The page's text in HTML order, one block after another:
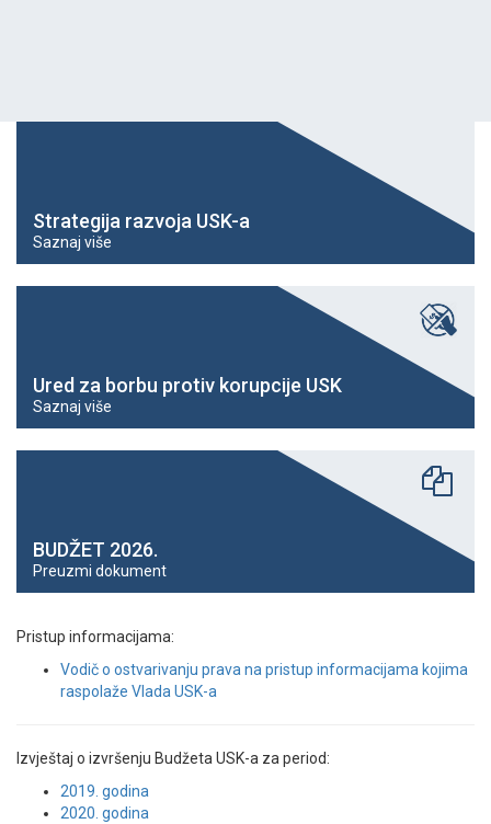
Strategija razvoja USK-a
Saznaj više
Ured za borbu protiv korupcije USK
Saznaj više
BUDŽET 2026.
Preuzmi dokument
Pristup informacijama:
Vodič o ostvarivanju prava na pristup informacijama kojima
raspolaže Vlada USK-a
Izvještaj o izvršenju Budžeta USK-a za period:
2019. godina
2020. godina